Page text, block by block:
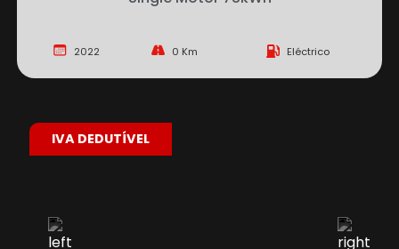
2022 0 Km Eléctrico
IVA DEDUTÍVEL